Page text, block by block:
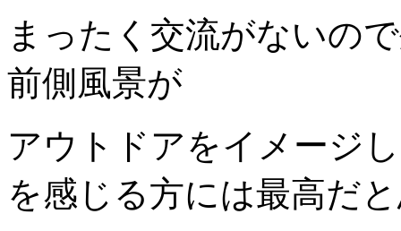
まったく交流がないの
前側風景が
アウトドアをイメージ
を感じる方には最高だ